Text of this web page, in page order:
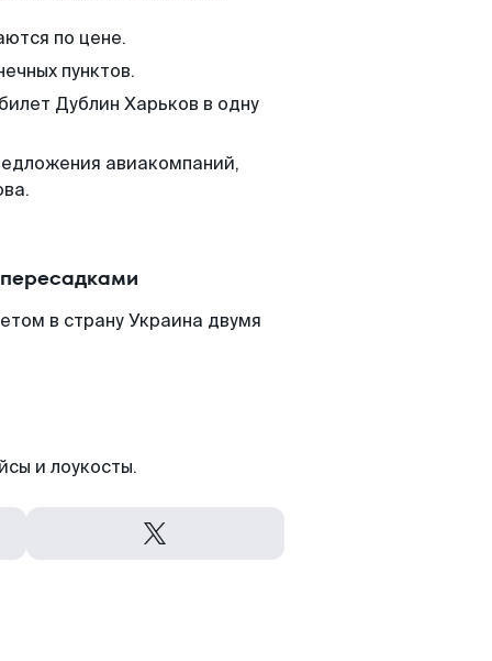
по цене.
пунктов.
Дублин Харьков в одну
авиакомпаний,
в страну Украина двумя
и лоукосты.